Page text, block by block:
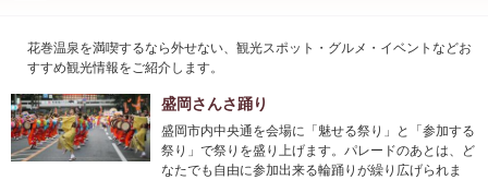
花巻温泉を満喫するなら外せない、観光スポット・グルメ・イベントなどお
すすめ観光情報をご紹介します。
盛岡さんさ踊り
盛岡市内中央通を会場に「魅せる祭り」と「参加する
祭り」で祭りを盛り上げます。パレードのあとは、ど
なたでも自由に参加出来る輪踊りが繰り広げられま